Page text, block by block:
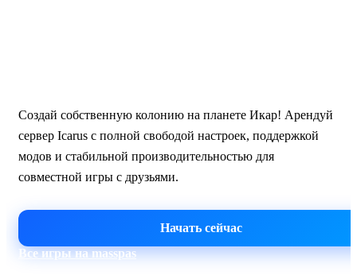
Создай собственную колонию на планете Икар! Арендуй
сервер Icarus с полной свободой настроек, поддержкой
модов и стабильной производительностью для
совместной игры с друзьями.
Начать сейчас
Все игры на masspas